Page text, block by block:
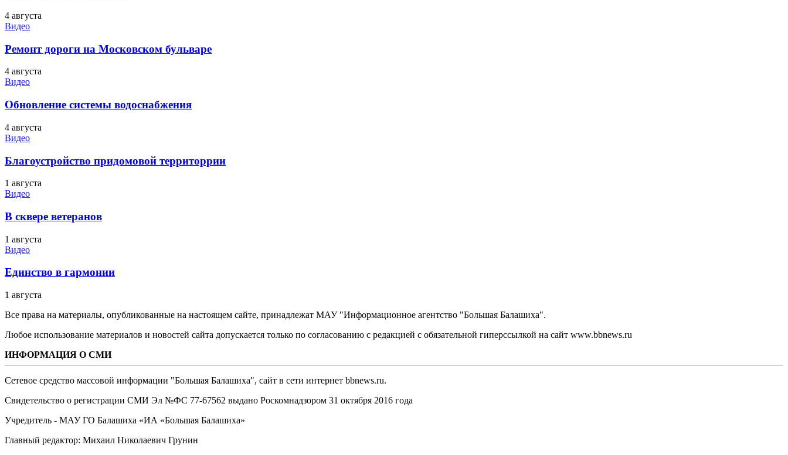
4 августа
Видео
Ремонт дороги на Московском бульваре
4 августа
Видео
Обновление системы водоснабжения
4 августа
Видео
Благоустройство придомовой территоррии
1 августа
Видео
В сквере ветеранов
1 августа
Видео
Единство в гармонии
1 августа
Все права на материалы, опубликованные на настоящем сайте, принадлежат МАУ "Информационное агентство "Большая Балашиха".
Любое использование материалов и новостей сайта допускается только по согласованию с редакцией с обязательной гиперссылкой на сайт www.bbnews.ru
ИНФОРМАЦИЯ О СМИ
Сетевое средство массовой информации "Большая Балашиха", сайт в сети интернет bbnews.ru.
Свидетельство о регистрации СМИ Эл №ФС ‎77-67562 выдано Роскомнадзором 31 октября 2016 года
Учредитель - МАУ ГО Балашиха «ИА «Большая Балашиха»
Главный редактор: Михаил Николаевич Грунин